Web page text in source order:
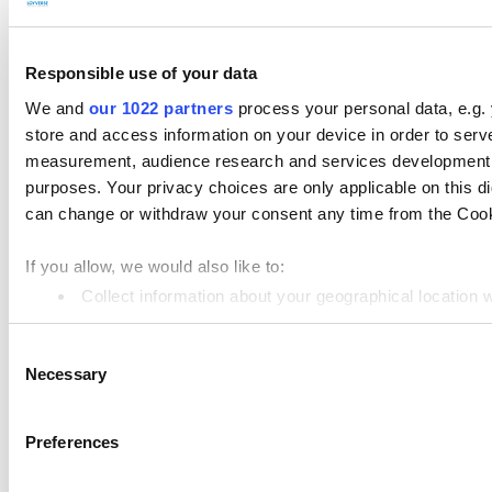
Responsible use of your data
We and our 1022 partners process your personal data,
store and access information on your device in order to
measurement, audience research and services
purposes. Your privacy choices are only applicable on this
can change or withdraw your consent any time from the
If you allow, we would also like to:
Collect information about your geographical
Identify your device by actively scanning it for
share information about your use of our site with our social
Selection
Necessary
Preferences
ผลิตภัณฑ์
Loyverse POS
Dashboard
Kitchen Display
ระบบจอแสดงผลฝั่งลูกค้า
การจัดการพนักงาน
ทรัพยากร
App marketplace